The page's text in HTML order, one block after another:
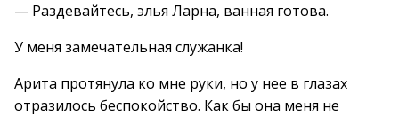
— Раздевайтесь, элья Ларна, ванная готова.
У меня замечательная служанка!
Арита протянула ко мне руки, но у нее в глазах
отразилось беспокойство. Как бы она меня не